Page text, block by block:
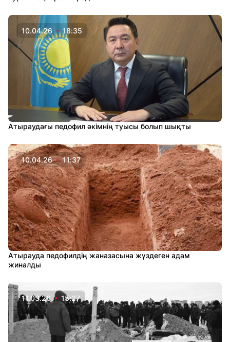
10.04.26 18:35
Атыраудағы педофил әкімнің туысы болып шықты
10.04.26 11:37
Атырауда педофилдің жаназасына жүздеген адам
жиналды
11.03.26 15:27